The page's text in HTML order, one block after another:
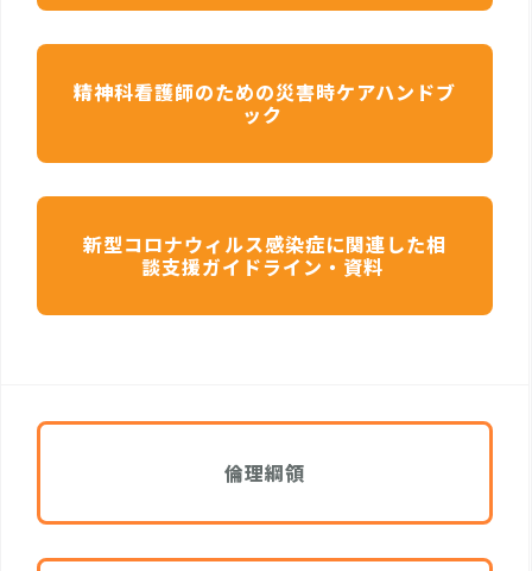
精神科看護師のための災害時ケアハンドブ
ック
新型コロナウィルス感染症に関連した相
談支援ガイドライン・資料
倫理綱領